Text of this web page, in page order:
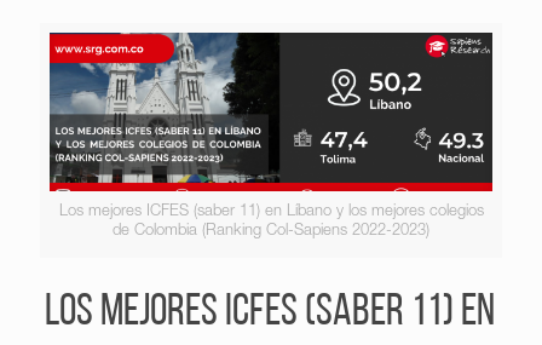
Los mejores ICFES (saber 11) en Líbano y los mejores colegios
de Colombia (Ranking Col-Sapiens 2022-2023)
Los mejores ICFES (saber 11) en